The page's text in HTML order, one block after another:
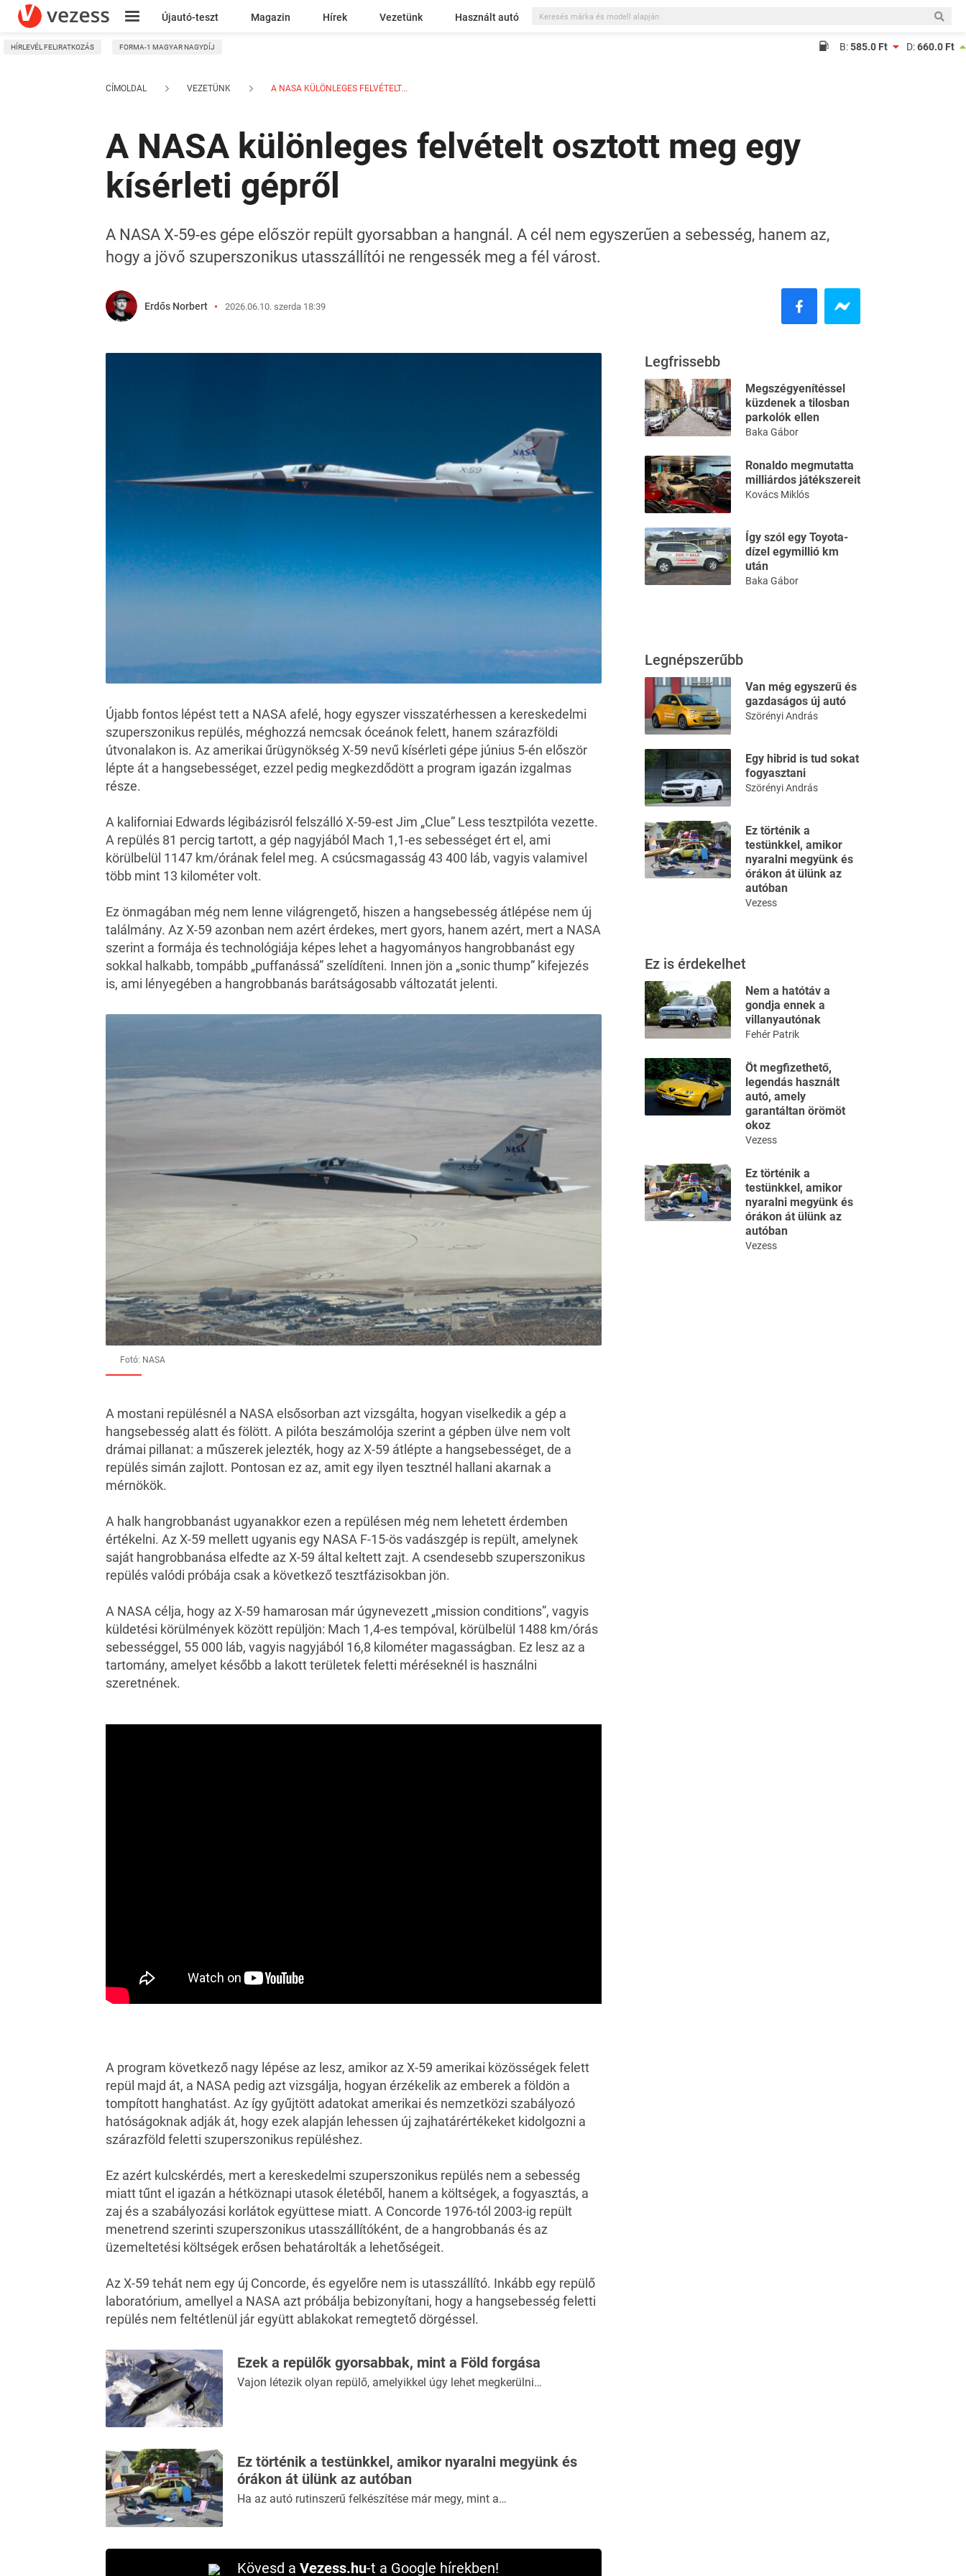
Újautó-teszt Magazin Hírek Vezetünk Használt autó
Kresz
HÍRLEVÉL FELIRATKOZÁS FORMA-1 MAGYAR NAGYDÍJ B:585.0 Ft D:660.0 Ft
CÍMOLDAL VEZETÜNK A NASA KÜLÖNLEGES FELVÉTELT...
A NASA különleges felvételt osztott meg egy
kísérleti gépről
A NASA X-59-es gépe először repült gyorsabban a hangnál. A cél nem egyszerűen a sebesség, hanem az,
hogy a jövő szuperszonikus utasszállítói ne rengessék meg a fél várost.
Erdős Norbert 2026.06.10. szerda 18:39
Újabb fontos lépést tett a NASA afelé, hogy egyszer visszatérhessen a kereskedelmi
szuperszonikus repülés, méghozzá nemcsak óceánok felett, hanem szárazföldi
útvonalakon is. Az amerikai űrügynökség X-59 nevű kísérleti gépe június 5-én először
lépte át a hangsebességet, ezzel pedig megkezdődött a program igazán izgalmas
része.
A kaliforniai Edwards légibázisról felszálló X-59-est Jim „Clue” Less tesztpilóta vezette.
A repülés 81 percig tartott, a gép nagyjából Mach 1,1-es sebességet ért el, ami
körülbelül 1147 km/órának felel meg. A csúcsmagasság 43 400 láb, vagyis valamivel
több mint 13 kilométer volt.
Ez önmagában még nem lenne világrengető, hiszen a hangsebesség átlépése nem új
találmány. Az X-59 azonban nem azért érdekes, mert gyors, hanem azért, mert a NASA
szerint a formája és technológiája képes lehet a hagyományos hangrobbanást egy
sokkal halkabb, tompább „puffanássá” szelídíteni. Innen jön a „sonic thump” kifejezés
is, ami lényegében a hangrobbanás barátságosabb változatát jelenti.
Fotó: NASA
A mostani repülésnél a NASA elsősorban azt vizsgálta, hogyan viselkedik a gép a
hangsebesség alatt és fölött. A pilóta beszámolója szerint a gépben ülve nem volt
drámai pillanat: a műszerek jelezték, hogy az X-59 átlépte a hangsebességet, de a
repülés simán zajlott. Pontosan ez az, amit egy ilyen tesztnél hallani akarnak a
mérnökök.
A halk hangrobbanást ugyanakkor ezen a repülésen még nem lehetett érdemben
értékelni. Az X-59 mellett ugyanis egy NASA F-15-ös vadászgép is repült, amelynek
saját hangrobbanása elfedte az X-59 által keltett zajt. A csendesebb szuperszonikus
repülés valódi próbája csak a következő tesztfázisokban jön.
A NASA célja, hogy az X-59 hamarosan már úgynevezett „mission conditions”, vagyis
küldetési körülmények között repüljön: Mach 1,4-es tempóval, körülbelül 1488 km/órás
sebességgel, 55 000 láb, vagyis nagyjából 16,8 kilométer magasságban. Ez lesz az a
tartomány, amelyet később a lakott területek feletti méréseknél is használni
szeretnének.
A program következő nagy lépése az lesz, amikor az X-59 amerikai közösségek felett
repül majd át, a NASA pedig azt vizsgálja, hogyan érzékelik az emberek a földön a
tompított hanghatást. Az így gyűjtött adatokat amerikai és nemzetközi szabályozó
hatóságoknak adják át, hogy ezek alapján lehessen új zajhatárértékeket kidolgozni a
szárazföld feletti szuperszonikus repüléshez.
Ez azért kulcskérdés, mert a kereskedelmi szuperszonikus repülés nem a sebesség
miatt tűnt el igazán a hétköznapi utasok életéből, hanem a költségek, a fogyasztás, a
zaj és a szabályozási korlátok együttese miatt. A Concorde 1976-tól 2003-ig repült
menetrend szerinti szuperszonikus utasszállítóként, de a hangrobbanás és az
üzemeltetési költségek erősen behatárolták a lehetőségeit.
Az X-59 tehát nem egy új Concorde, és egyelőre nem is utasszállító. Inkább egy repülő
laboratórium, amellyel a NASA azt próbálja bebizonyítani, hogy a hangsebesség feletti
repülés nem feltétlenül jár együtt ablakokat remegtető dörgéssel.
Ezek a repülők gyorsabbak, mint a Föld forgása
Vajon létezik olyan repülő, amelyikkel úgy lehet megkerülni…
Ez történik a testünkkel, amikor nyaralni megyünk és
órákon át ülünk az autóban
Ha az autó rutinszerű felkészítése már megy, mint a…
Kövesd a Vezess.hu-t a Google hírekben!
Legfrissebb
Megszégyenítéssel
küzdenek a tilosban
parkolók ellen
Baka Gábor
Ronaldo megmutatta
milliárdos játékszereit
Kovács Miklós
Így szól egy Toyota-
dízel egymillió km
után
Baka Gábor
Legnépszerűbb
Van még egyszerű és
gazdaságos új autó
Szörényi András
Egy hibrid is tud sokat
fogyasztani
Szörényi András
Ez történik a
testünkkel, amikor
nyaralni megyünk és
órákon át ülünk az
autóban
Vezess
Ez is érdekelhet
Nem a hatótáv a
gondja ennek a
villanyautónak
Fehér Patrik
Öt megfizethető,
legendás használt
autó, amely
garantáltan örömöt
okoz
Vezess
Ez történik a
testünkkel, amikor
nyaralni megyünk és
órákon át ülünk az
autóban
Vezess